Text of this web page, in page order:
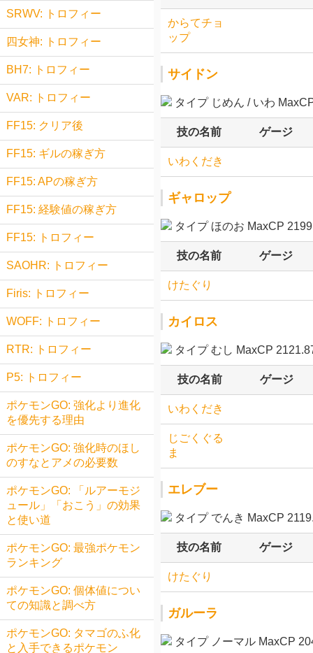
からてチョ
ップ
サイドン
タイプ じめん / いわ
技の名前 ゲージ
いわくだき
ギャロップ
タイプ ほのお MaxCP
技の名前 ゲージ
けたぐり
カイロス
タイプ むし MaxCP
技の名前 ゲージ
いわくだき
じごくぐる
ま
エレブー
タイプ でんき MaxCP
技の名前 ゲージ
けたぐり
ガルーラ
タイプ ノーマル MaxCP
SRWV: トロフィー
四女神: トロフィー
BH7: トロフィー
VAR: トロフィー
FF15: クリア後
FF15: ギルの稼ぎ方
FF15: APの稼ぎ方
FF15: 経験値の稼ぎ方
FF15: トロフィー
SAOHR: トロフィー
Firis: トロフィー
WOFF: トロフィー
RTR: トロフィー
P5: トロフィー
ポケモンGO: 強化より進化
を優先する理由
ポケモンGO: 強化時のほし
のすなとアメの必要数
ポケモンGO: 「ルアーモジ
ュール」「おこう」の効果
と使い道
ポケモンGO: 最強ポケモン
ランキング
ポケモンGO: 個体値につい
ての知識と調べ方
ポケモンGO: タマゴのふ化
と入手できるポケモン